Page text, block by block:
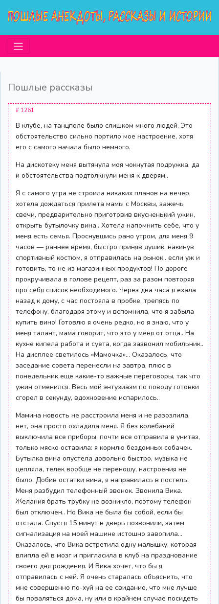
Пошлые рассказы
# 1261
В клубе, на танцполе было слишком много людей. Это
обстоятельство сильно портило мое настроение, хотя
его с самого начала было немного.
На дискотеку меня вытянула моя чокнутая подружка, да
и обстоятельства подтолкнули меня к дверям..
Я с самого утра не строила никаких планов на вечер,
хотела дождаться прилета мамы с Москвы, зажечь
свечи, предварительно приготовив вкусненький ужин,
открыть бутылочку вина.. Хотела напомнить себе, что у
меня есть семья. Проснувшись рано утром, для меня 9
часов — раннее время, быстро приняв душик, накинув
спортивный костюм, я отправилась на рынок.. если уж и
готовить, то не из магазинных продуктов! По дороге
прокручивала в голове рецепт, раз за разом повторяя
про себя список необходимого. Через два часа я ехала
назад к дому, с час постояла в пробке, трепясь по
телефону, благодаря этому и вспомнила, что я забыла
купить вино! Готовлю я очень редко, но я знаю, что у
меня талант, мама говорит, что это у меня от отца.. На
кухне кипела работа и суета, когда зазвонил мобильник..
На дисплее светилось «Мамочка»… Оказалось, что
заседание совета перенесли на завтра, плюс в
понедельник еще какие-то важные переговоры, так что
ужин отменился. Весь мой энтузиазм по поводу готовки
сгорел в секунду, вдохновение испарилось..
Мамина новость не расстроила меня и не разозлила,
нет, она просто охладила меня. Я без колебаний
выключила все приборы, почти все отправила в унитаз,
только мяско оставила: я кормлю бездомных собачек.
Бутылка вина опустела довольно быстро, музыка не
цепляла, телек вообще не переношу, настроения не
было. Добив остатки вина, я направилась в постель.
Меня разбудил телефонный звонок. Звонила Вика.
Желания брать трубку не возникло, поэтому телефон
был отключен.. Но Вика не была бы собой, если бы
отстала. Спустя 15 минут в дверь позвонили, затем
сигнализация на моей машине истошно завопила…
Оказалось, что Вика встретила одну малышку, которая
влипла ей в мозг и пригласила в клуб на празднование
своего дня рождения. И Вика хочет, что бы я
отправилась с ней. Я очень старалась объяснить, что
мне совершенно по-хуй на ее свидание, что мне лучше
бы поваляться дома, ну или в крайнем случае посидеть